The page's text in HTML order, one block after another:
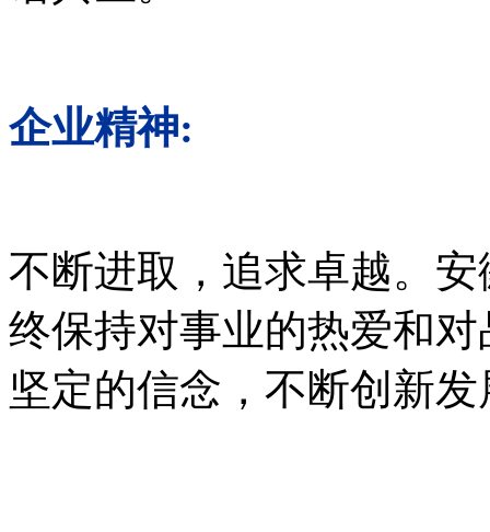
企业精神:
不断进取，追求卓越。
终保持对事业的热爱和
坚定的信念，不断创新发